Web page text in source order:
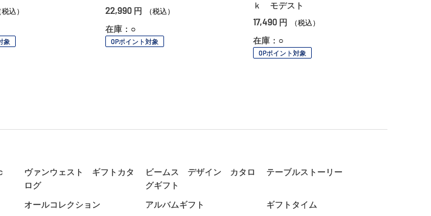
税込）
象
22,990 円 （税込）
在庫：○
OPポイント対象
ｋ モデスト
17,490 円 （税込）
在庫：○
OPポイント対象
ヴァンウェスト ギフトカタ
ログ
ビームス デザイン カタロ
グギフト
テーブルストーリー
オールコレクション アルバムギフト ギフトタイム